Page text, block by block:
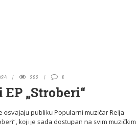
292 0
„Stroberi“
osvajaju publiku Popularni muzičar Relja
koji je sada dostupan na svim muzičkim